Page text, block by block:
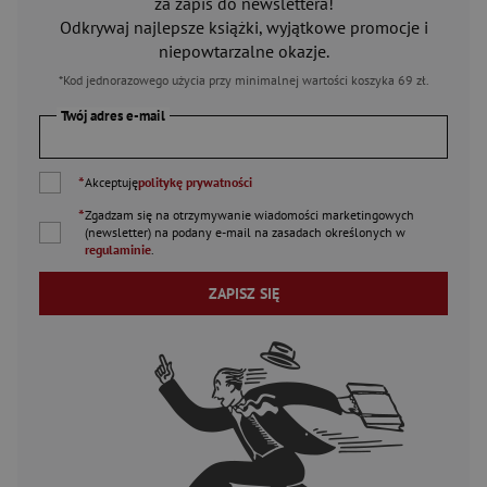
Odkrywaj najlepsze książki, wyjątkowe promocje i
niepowtarzalne okazje.
*Kod jednorazowego użycia przy minimalnej wartości koszyka 69 zł.
Twój adres e-mail
*Akceptujępolitykę prywatności
*Zgadzam się na otrzymywanie wiadomości marketingowych
(newsletter) na podany e-mail na zasadach określonych w
regulaminie
ZAPISZ SIĘ